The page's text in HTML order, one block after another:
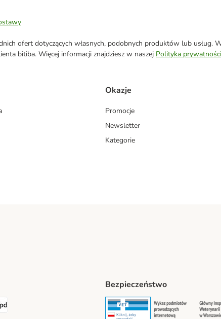
ofert dotyczących własnych, podobnych produktów lub usług.
bitiba. Więcej informacji znajdziesz w naszej Polityka prywatności
Okazje
Promocje
Newsletter
Kategorie
Method
Paczka. Shipping Method
Bezpieczeństwo
Security Security